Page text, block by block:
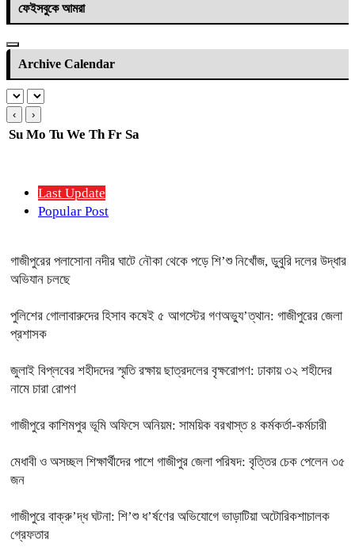
ফেইসবুকে আমরা
Archive Calendar
‹ ›
Su Mo Tu We Th Fr Sa
Last Update
Popular Post
গাজীপুরের পলাসোনা নদীর ঘাটে নৌকা থেকে পড়ে শি’শু নিখোঁজ, ডুবুরি দলের উদ্ধার
অভিযান চলছে
পুলিশের গোলাবারুদের হিসাব কষেই ৫ আগস্টের গণঅভ্যু’ত্থান: গাজীপুরের জেলা
প্রশাসক
জুলাই বিপ্লবের শহীদদের স্মৃতি রক্ষায় ছাত্রদলের বৃক্ষরোপণ: ঢাকায় ৩২ শহীদের
নামে চারা রোপণ
গাজীপুরে কাশিমপুর ভূমি অফিসে অনিয়ম: সাময়িক বরখাস্ত ৪ কর্মকর্তা-কর্মচারী
মেধাবী ও অসচ্ছল শিক্ষার্থীদের পাশে গাজীপুর জেলা পরিষদ: বৃত্তির চেক পেলেন ৩৫
জন
গাজীপুরে বাক্‌রু’দ্ধ ঘটনা: শি’শু ধ’র্ষণের অভিযোগে ভাড়াটিয়া অটোরিকশাচালক
গ্রেফতার